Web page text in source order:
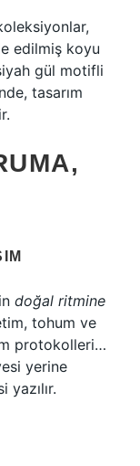
edilmiş koyu
gül motifli
tasarım
doğal ritmine
tohum ve
protokolleri…
yerine
yazılır.